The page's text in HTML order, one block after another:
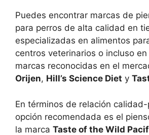
Puedes encontrar marcas de
para perros de alta calidad en
especializadas en alimentos
centros veterinarios o incluso
marcas reconocidas en el
Orijen, Hill’s Science Diet y
En términos de relación
opción recomendada es el
la marca Taste of the Wild